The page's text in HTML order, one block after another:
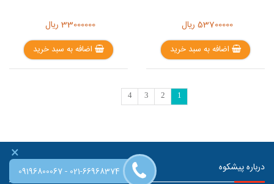
53700000 ریال
اضافه به سبد خرید
33000000 ریال
اضافه به سبد خرید
1
2
3
4
درباره پیشکوه
×
09196800067- 021-66968374